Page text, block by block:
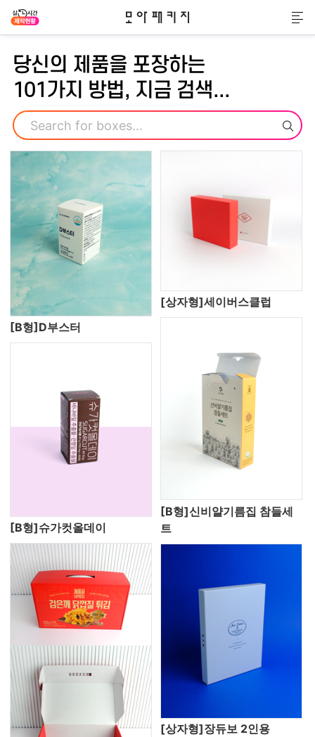
모아패키지
메
당신의 제품을 포장하는
101가지 방법, 지금 검색...
검색
[B형]D부스터
[상자형]세이버스클럽
[B형]슈가컷올데이
[B형]신비얄기름집 참들세
트
[상자형]장듀보 2인용